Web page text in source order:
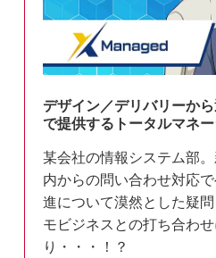
デザイン／デリバリーか
で提供するトータルマネ
某会社の情報システム部
内からの問い合わせ対応
進について漠然とした疑
モビジネスとの打ち合わ
り・・・！？